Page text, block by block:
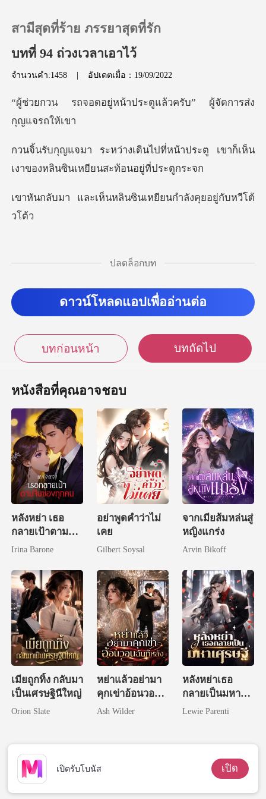
เติมเงิน
ประวัติการอ่าน
ออกจากระบบ
สามีสุดที่ร้าย ภรรยาสุดที่รัก
บทที่ 94 ถ่วงเวลาเอาไว้
จำนวนคำ:1458 | อัปเดตเมื่อ：19/09/2022
หน้าประตูแล้วครับ” ผู
ที่หน้าประตู เขาก็เห็น
เงาของหลิ
นหลินซินเหยียนกำลัง
องคนถึงดูสนิทก
ปลดล็อกบท
ดาวน์โหลดแอปเพื่ออ่านต่อ
บทก่อนหน้า บทถัดไป
หนังสือที่คุณอาจชอบ
หลังหย่า เธอ
กลายเป้าตามจีบ
ของทุกคน
Irina Barone
อย่าพูดคำว่าไม่
เคย
Gilbert Soysal
จากเมียส้มหล่นสู่
หญิงแกร่ง
Arvin Bikoff
เมียถูกทิ้ง กลับมา
เป็นเศรษฐินีใหญ่
Orion Slate
หย่าแล้วอย่ามา
คุกเข่าอ้อนวอน
ฉันทีหลัง
Ash Wilder
หลังหย่าเธอ
กลายเป็นมหา
เศรษฐี
Lewie Parenti
เปิดรับโบนัส เปิด